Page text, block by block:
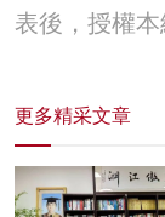
表後，授權本
更多精采文章